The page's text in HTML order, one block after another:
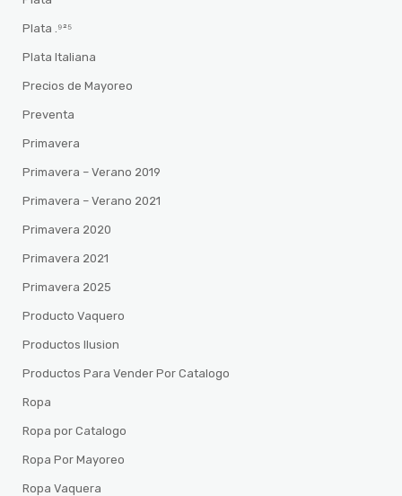
Plata .⁹²⁵
Plata Italiana
Precios de Mayoreo
Preventa
Primavera
Primavera – Verano 2019
Primavera – Verano 2021
Primavera 2020
Primavera 2021
Primavera 2025
Producto Vaquero
Productos Ilusion
Productos Para Vender Por Catalogo
Ropa
Ropa por Catalogo
Ropa Por Mayoreo
Ropa Vaquera